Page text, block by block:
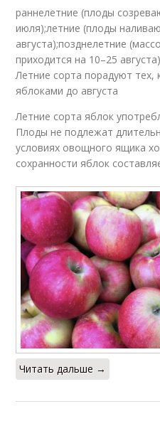
раннелетние (плоды
июля);летние (плоды
августа);позднелетние
приходится на 10–25
Летние сорта порадуют тех,
яблоками до августа
Летние сорта яблок
Плоды не подлежат
условиях овощного ящика
сохранности яблок
Читать дальше →